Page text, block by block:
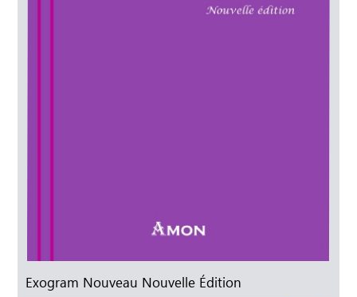
Exogram Nouveau Nouvelle Édition